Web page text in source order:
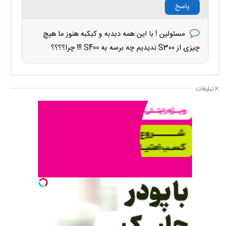
پاسخ
مسئولین ! با این همه دبدبه و کبکبه هنوز ما هیچ
چیزی از S300 ندیدیم چه برسه به S400 !!! چرا؟؟؟؟
تبلیغات